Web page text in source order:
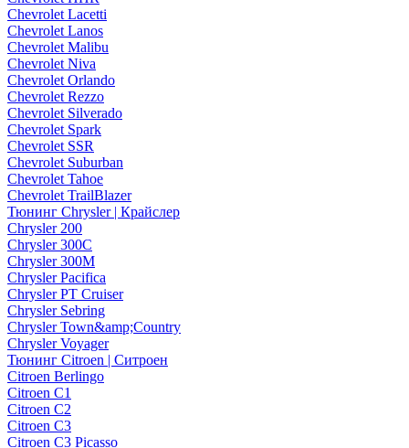
Chevrolet Lacetti
Chevrolet Lanos
Chevrolet Malibu
Chevrolet Niva
Chevrolet Orlando
Chevrolet Rezzo
Chevrolet Silverado
Chevrolet Spark
Chevrolet SSR
Chevrolet Suburban
Chevrolet Tahoe
Chevrolet TrailBlazer
Тюнинг Chrysler | Крайслер
Chrysler 200
Chrysler 300C
Chrysler 300M
Chrysler Pacifica
Chrysler PT Cruiser
Chrysler Sebring
Chrysler Town&amp;Country
Chrysler Voyager
Тюнинг Citroen | Ситроен
Citroen Berlingo
Citroen C1
Citroen C2
Citroen C3
Citroen C3 Picasso